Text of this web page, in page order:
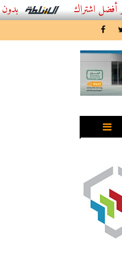
أفضل اشتراك IPTV بدون تقطيع 2026 – دليل المشاهد العصري